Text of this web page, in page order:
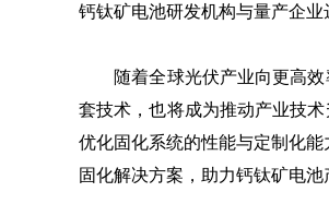
钙钛矿电池研发机构与量产企
随着全球光伏产业向更高效
套技术，也将成为推动产业技术
优化固化系统的性能与定制化
固化解决方案，助力钙钛矿电